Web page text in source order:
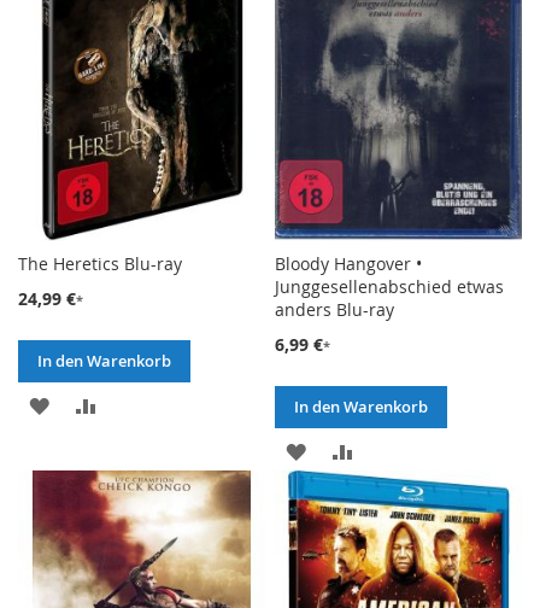
The Heretics Blu-ray
24,99 €
In den Warenkorb
ZUR
HINZUFÜGEN
HINZUFÜGEN
Bloody Hangover •
Junggesellenabschied etwas
anders Blu-ray
6,99 €
In den Warenkorb
ZUR
WUNSCHLISTE
HINZUFÜGEN
VERGLEICHSLISTE
HINZUFÜGEN